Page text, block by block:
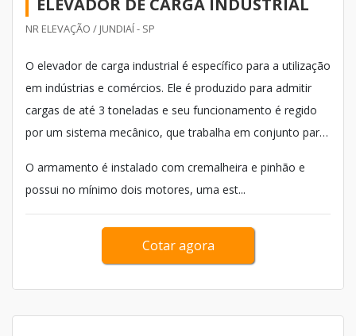
ELEVADOR DE CARGA INDUSTRIAL
NR ELEVAÇÃO / JUNDIAÍ - SP
O elevador de carga industrial é específico para a utilização
em indústrias e comércios. Ele é produzido para admitir
cargas de até 3 toneladas e seu funcionamento é regido
por um sistema mecânico, que trabalha em conjunto para
O armamento é instalado com cremalheira e pinhão e
possui no mínimo dois motores, uma est...
Cotar agora